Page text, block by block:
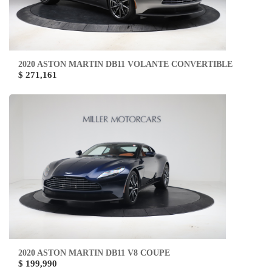
2020 ASTON MARTIN DB11 VOLANTE CONVERTIBLE
$ 271,161
2020 ASTON MARTIN DB11 V8 COUPE
$ 199,990